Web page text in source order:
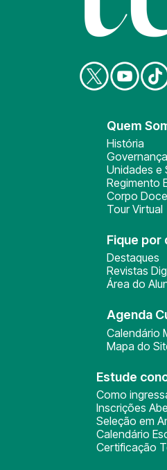
Quem
História
Governança
Unidades e
Regimento
Corpo
Tour Virtual
Fique por
Destaques
Revistas
Área do
Agenda
Calendário
Mapa do
Estude
Como
Inscrições
Seleção em
Calendário
Certificação